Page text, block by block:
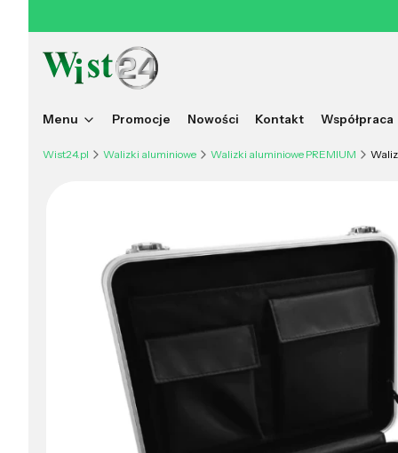
Menu Promocje Nowości Kontakt Współpraca
Wist24.pl Walizki aluminiowe Walizki aluminiowe PREMIUM